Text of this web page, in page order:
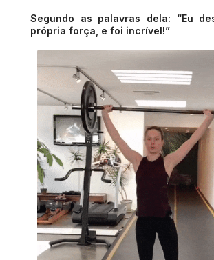
Segundo as palavras dela: “Eu
própria força, e foi incrível!”